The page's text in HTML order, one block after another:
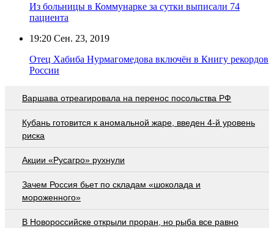
Из больницы в Коммунарке за сутки выписали 74
пациента
19:20 Сен. 23, 2019
Отец Хабиба Нурмагомедова включён в Книгу рекордов
России
Варшава отреагировала на перенос посольства РФ
Кубань готовится к аномальной жаре, введен 4-й уровень
риска
Акции «Русагро» рухнули
Зачем Россия бьет по складам «шоколада и
мороженного»
В Новороссийске открыли проран, но рыба все равно